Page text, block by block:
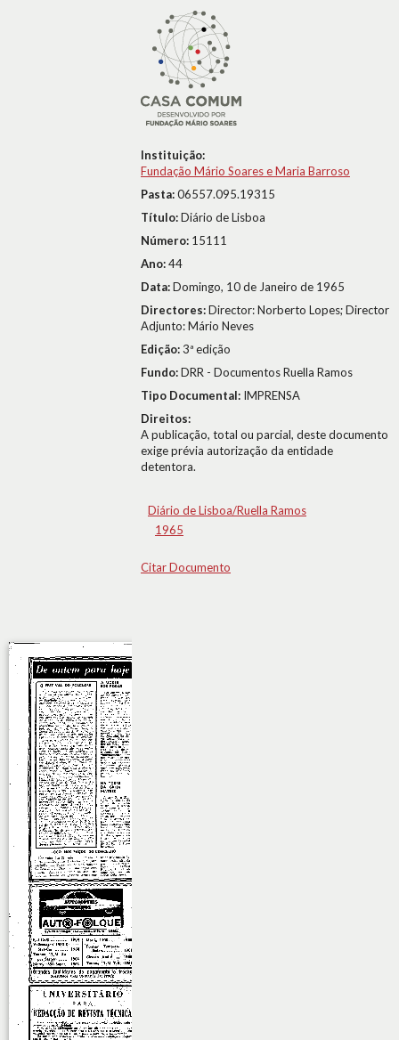
Instituição:
Fundação Mário Soares e Maria Barroso
Pasta:06557.095.19315
Título:Diário de Lisboa
Número: 15111
Ano:44
Data:Domingo, 10 de Janeiro de 1965
Directores:Director: Norberto Lopes; Director
Adjunto: Mário Neves
Edição:3ª edição
Fundo:DRR - Documentos Ruella Ramos
Tipo Documental: IMPRENSA
Direitos:
A publicação, total ou parcial, deste documento
exige prévia autorização da entidade
detentora.
Diário de Lisboa/Ruella Ramos
1965
Citar Documento